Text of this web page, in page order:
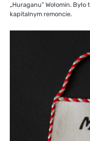
„Huraganu” Wołomin.
kapitalnym remoncie.